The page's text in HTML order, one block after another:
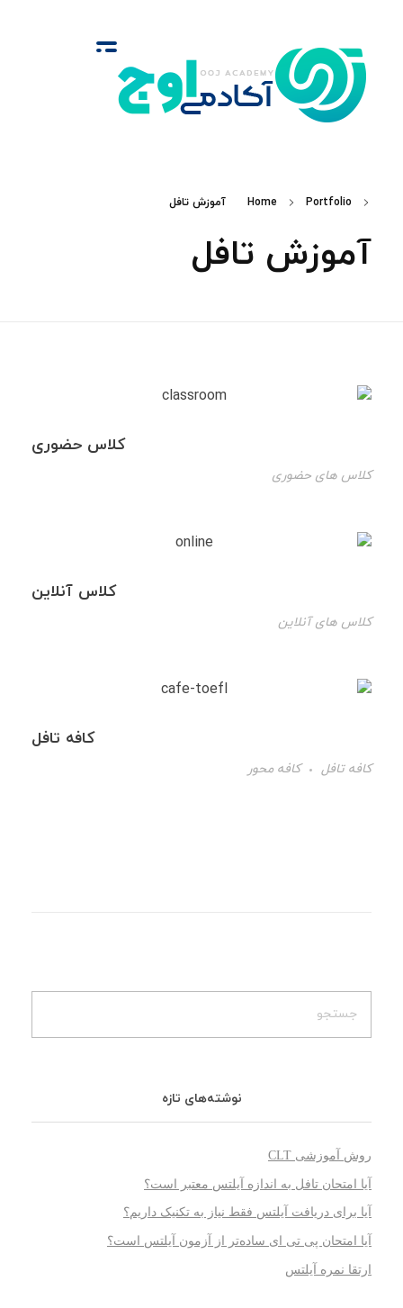
Home Portfolio آموزش تافل
آموزش تافل
کلاس حضوری
کلاس های حضوری
کلاس آنلاین
کلاس های آنلاین
کافه تافل
کافه تافل کافه محور
نوشته‌های تازه
روش آموزشی CLT
آیا امتحان تافل به اندازه آیلتس معتبر است؟
آیا برای دریافت آیلتس فقط نیاز به تکنیک داریم؟
آیا امتحان پی تی ای ساده‌تر از آزمون آیلتس است؟
ارتقا نمره آیلتس